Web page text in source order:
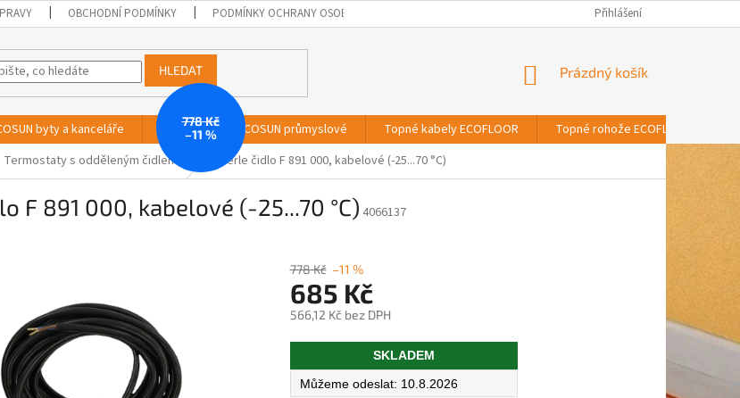
OBCHODNÍ PODMÍNKY PODMÍNKY OCHRANY OSOBNÍCH ÚDAJŮ Přihlášení
HLEDAT
NÁKUPNÍ
Prázdný košík
byty a kanceláře Sálavé panely ECOSUN průmyslové Topné kabely ECOFLOOR Topné rohože ECOFLOOR
Termostaty s odděleným čidlem Eberle čidlo F 891 000, kabelové (-25...70 °C)
F 891 000, kabelové (-25...70 °C) 4066137
778 Kč
–11 %
778 Kč –11 %
685 Kč
566,12 Kč bez DPH
Měrná
SKLADEM
10.8.2026